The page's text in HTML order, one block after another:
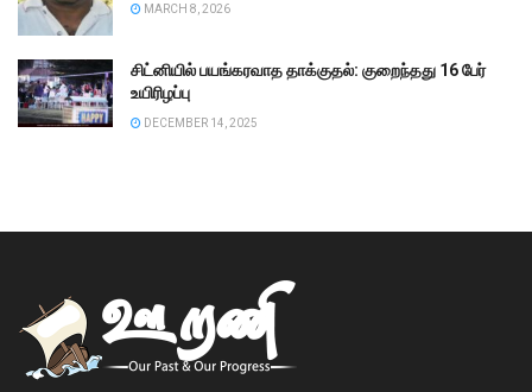
MARCH 8, 2026
சிட்னியில் பயங்கரவாத தாக்குதல்: குறைந்தது 16 பேர்
உயிரிழப்பு
DECEMBER 14, 2025